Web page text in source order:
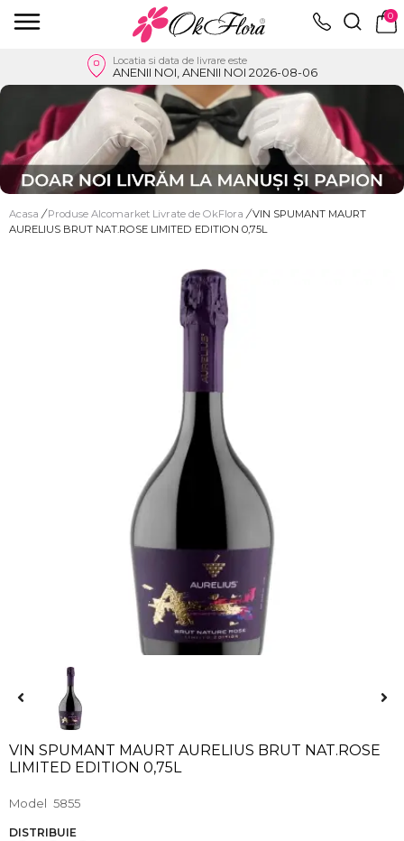
0
Locatia si data de livrare este
ANENII NOI, ANENII NOI 2026-08-06
Acasa / Produse Alcomarket Livrate de OkFlora / VIN SPUMANT MAURT
AURELIUS BRUT NAT.ROSE LIMITED EDITION 0,75L
VIN SPUMANT MAURT AURELIUS BRUT NAT.ROSE
LIMITED EDITION 0,75L
Model 5855
DISTRIBUIE